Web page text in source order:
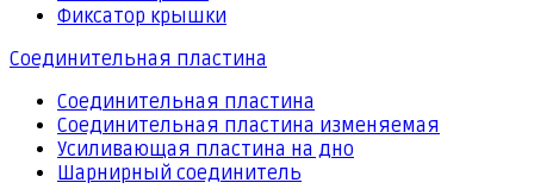
Фиксатор крышки
Соединительная пластина
Соединительная пластина
Соединительная пластина изменяемая
Усиливающая пластина на дно
Шарнирный соединитель